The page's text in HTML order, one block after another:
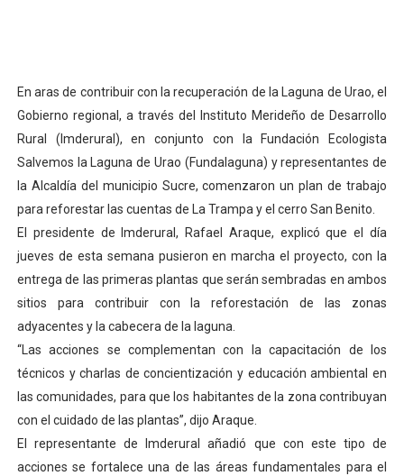
Fortaleciendo la economía comunal en El Vigía con
Campo Elías consolida plan de bacheo en el sector La
Fundecem inició con éxito el taller vacacional de
El Lactario del Iahula celebra la Semana Mundial de la
Plan Vacacional "Venezuela Ríe 2026" brinda
Inicia el plan vacacional Venezuela Renace en el
En aras de contribuir con la recuperación de la Laguna de Urao, el
Gobierno regional, a través del Instituto Merideño de Desarrollo
Rural (Imderural), en conjunto con la Fundación Ecologista
Salvemos la Laguna de Urao (Fundalaguna) y representantes de
la Alcaldía del municipio Sucre, comenzaron un plan de trabajo
para reforestar las cuentas de La Trampa y el cerro San Benito.
El presidente de Imderural, Rafael Araque, explicó que el día
jueves de esta semana pusieron en marcha el proyecto, con la
entrega de las primeras plantas que serán sembradas en ambos
sitios para contribuir con la reforestación de las zonas
adyacentes y la cabecera de la laguna.
“Las acciones se complementan con la capacitación de los
técnicos y charlas de concientización y educación ambiental en
las comunidades, para que los habitantes de la zona contribuyan
con el cuidado de las plantas”, dijo Araque.
El representante de Imderural añadió que con este tipo de
acciones se fortalece una de las áreas fundamentales para el